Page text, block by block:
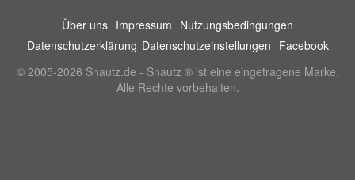
Über uns Impressum Nutzungsbedingungen
Datenschutzerklärung Datenschutzeinstellungen Facebook
© 2005-2026 Snautz.de - Snautz ® ist eine eingetragene Marke.
Alle Rechte vorbehalten.